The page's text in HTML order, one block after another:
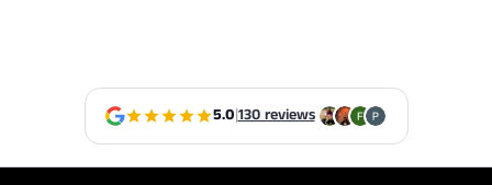
5.0|130 reviews